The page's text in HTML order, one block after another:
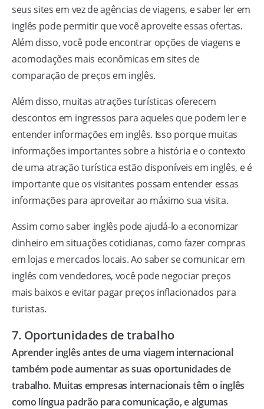
seus sites em vez de agências de viagens, e saber ler em
inglês pode permitir que você aproveite essas ofertas.
Além disso, você pode encontrar opções de viagens e
acomodações mais econômicas em sites de
comparação de preços em inglês.
Além disso, muitas atrações turísticas oferecem
descontos em ingressos para aqueles que podem ler e
entender informações em inglês. Isso porque muitas
informações importantes sobre a história e o contexto
de uma atração turística estão disponíveis em inglês, e é
importante que os visitantes possam entender essas
informações para aproveitar ao máximo sua visita.
Assim como saber inglês pode ajudá-lo a economizar
dinheiro em situações cotidianas, como fazer compras
em lojas e mercados locais. Ao saber se comunicar em
inglês com vendedores, você pode negociar preços
mais baixos e evitar pagar preços inflacionados para
turistas.
7. Oportunidades de trabalho
Aprender inglês antes de uma viagem internacional
também pode aumentar as suas oportunidades de
trabalho. Muitas empresas internacionais têm o inglês
como língua padrão para comunicação, e algumas